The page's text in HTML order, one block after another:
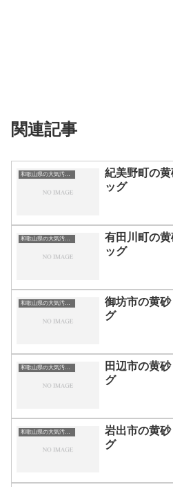
関連記事
和歌山県の大気汚染・PM2.5・黄砂・エアロゾルの数値
紀美野町の
ッグ
和歌山県の大気汚染・PM2.5・黄砂・エアロゾルの数値
有田川町の
ッグ
和歌山県の大気汚染・PM2.5・黄砂・エアロゾルの数値
御坊市の黄
グ
和歌山県の大気汚染・PM2.5・黄砂・エアロゾルの数値
田辺市の黄
グ
和歌山県の大気汚染・PM2.5・黄砂・エアロゾルの数値
岩出市の黄
グ